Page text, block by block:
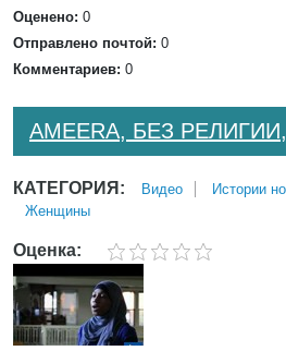
Оценено: 0
Отправлено почтой: 0
Комментариев: 0
AMEERA, БЕЗ
КАТЕГОРИЯ: Bидео
Истории
Женщины
Оценка: